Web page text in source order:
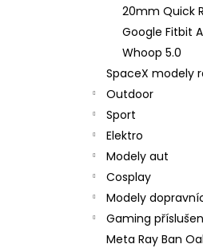
20mm Quick
Google Fitbit
Whoop 5.0
SpaceX modely
Outdoor
Sport
Elektro
Modely aut
Cosplay
Modely
Gaming
Meta Ray Ban